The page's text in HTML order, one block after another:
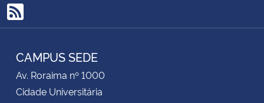
RSS
CAMPUS SEDE
Av. Roraima nº 1000
Cidade Universitária